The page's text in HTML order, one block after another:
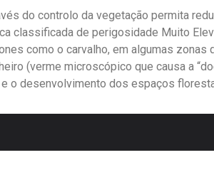
do controlo da vegetação permita
classificada de perigosidade Muito
como o carvalho, em algumas zonas
(verme microscópico que causa a
o desenvolvimento dos espaços